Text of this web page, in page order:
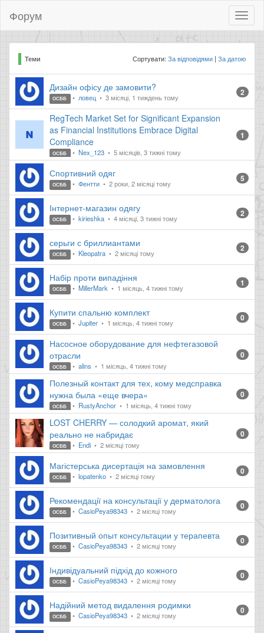
Форум
Теми Сортувати:За відповідями За датою
Дизайн офісу де замовити?
ОСББ ловец 3 місяці, 1 тиждень тому 2
RegTech Market Set for Significant Expansion
as Financial Institutions Embrace Digital
Compliance
ОСББ Nex_123 5 місяців, 3 тижні тому
1
Спортивний одяг
ОСББ Фентти 2 роки, 2 місяці тому 5
Інтернет-магазин одягу
ОСББ kirieshka 4 місяці, 3 тижні тому 2
серьги с бриллиантами
ОСББ Kleopatra 2 місяці тому 2
Набір проти випадіння
ОСББ MillerMark 1 місяць, 4 тижні тому 1
Купити спальню комплект
ОСББ Jupiter 1 місяць, 4 тижні тому 0
Насосное оборудование для нефтегазовой
отрасли
ОСББ alins 1 місяць, 4 тижні тому
0
Полезный контакт для тех, кому медсправка
нужна была «еще вчера»
ОСББ RustyAnchor 1 місяць, 4 тижні тому
0
LOST CHERRY — солодкий аромат, який
реально не набридає
ОСББ Endi 2 місяці тому
0
Магістерська дисертація на замовлення
ОСББ lopatenko 2 місяці тому 0
Рекомендації на консультації у дерматолога
ОСББ CasioPeya98343 2 місяці тому 0
Позитивный опыт консультации у терапевта
ОСББ CasioPeya98343 2 місяці тому 0
Індивідуальний підхід до кожного
ОСББ CasioPeya98343 2 місяці тому 0
Надійний метод видалення родимки
ОСББ CasioPeya98343 2 місяці тому 0